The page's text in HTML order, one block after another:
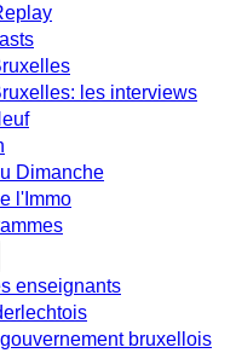
les interviews
Dimanche
l'Immo
enseignants
bruxellois